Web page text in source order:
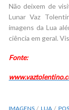
Não deixem de
Lunar Vaz
imagens da Lua
ciência em geral.
Fonte:
IMAGENS LUA